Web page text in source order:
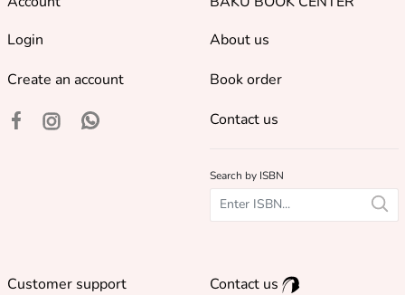
Login
Create an account
About us
Book order
Contact us
Search by ISBN
Customer support
Contact us